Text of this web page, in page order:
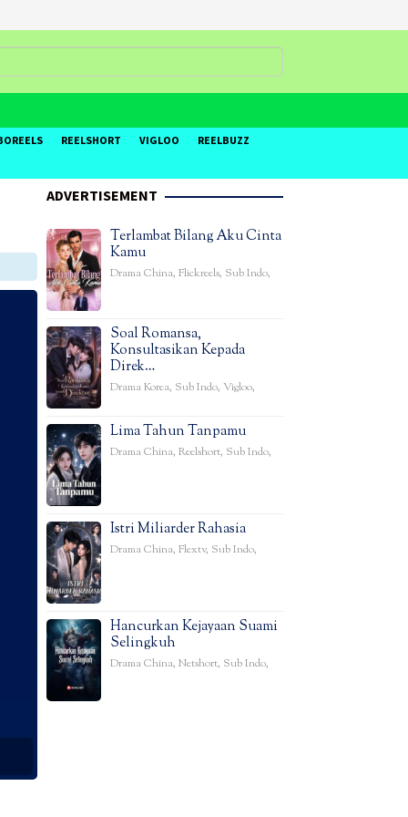
REELSHORT VIGLOO REELBUZZ
ADVERTISEMENT
Terlambat Bilang Aku Cinta
Kamu
Drama China, Flickreels, Sub Indo,
Soal Romansa,
Konsultasikan Kepada
Direk…
Drama Korea, Sub Indo, Vigloo,
Lima Tahun Tanpamu
Drama China, Reelshort, Sub Indo,
Istri Miliarder Rahasia
Drama China, Flextv, Sub Indo,
Hancurkan Kejayaan Suami
Selingkuh
Drama China, Netshort, Sub Indo,